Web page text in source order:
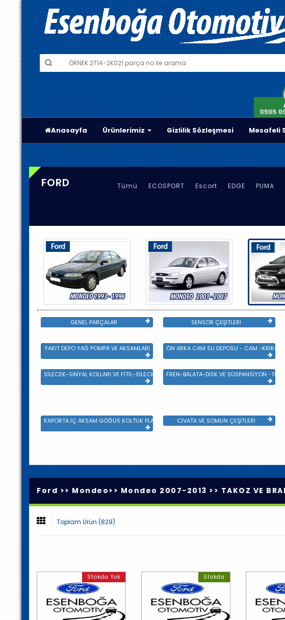
Anasayfa Ürünlerimiz Gizlilik Sözleşmesi Mesafeli
FORD Tümü ECOSPORT Escort EDGE PUMA
GENEL PARÇALAR SENSÖR ÇEŞİTLERİ
YAKIT DEPO YAĞ POMPA VE AKSAMLARI ÖN ARKA CAM SU DEPOSU - CAM -KRİKO
SİLECEK-SİNYAL KOLLARI VE FİTİL-SİLECEK ÇEŞİTLERİFREN-BALATA-DİSK VE SÜSPANSİYON -
KAPORTA İÇ AKSAM GÖĞÜS KOLTUK PLASTİK VE SAC AKSAMCİVATA VE SOMUN ÇEŞİTLERİ
Ford >> Mondeo>> Mondeo 2007-2013 >> TAKOZ VE
Toplam Ürün (829)
Stokda Yok Stokda